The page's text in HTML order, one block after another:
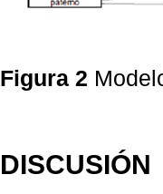
Figura 2
DISCUSIÓN